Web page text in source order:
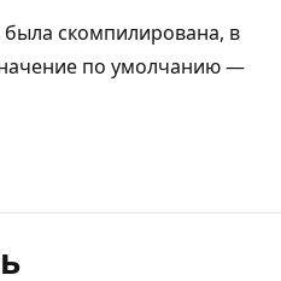
скомпилирована, в
по умолчанию —